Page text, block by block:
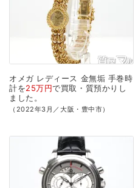
オメガ レディース 金無垢 手巻時
計を25万円で買取・質預かり し
ました。
（2022年3月／大阪・豊中市）